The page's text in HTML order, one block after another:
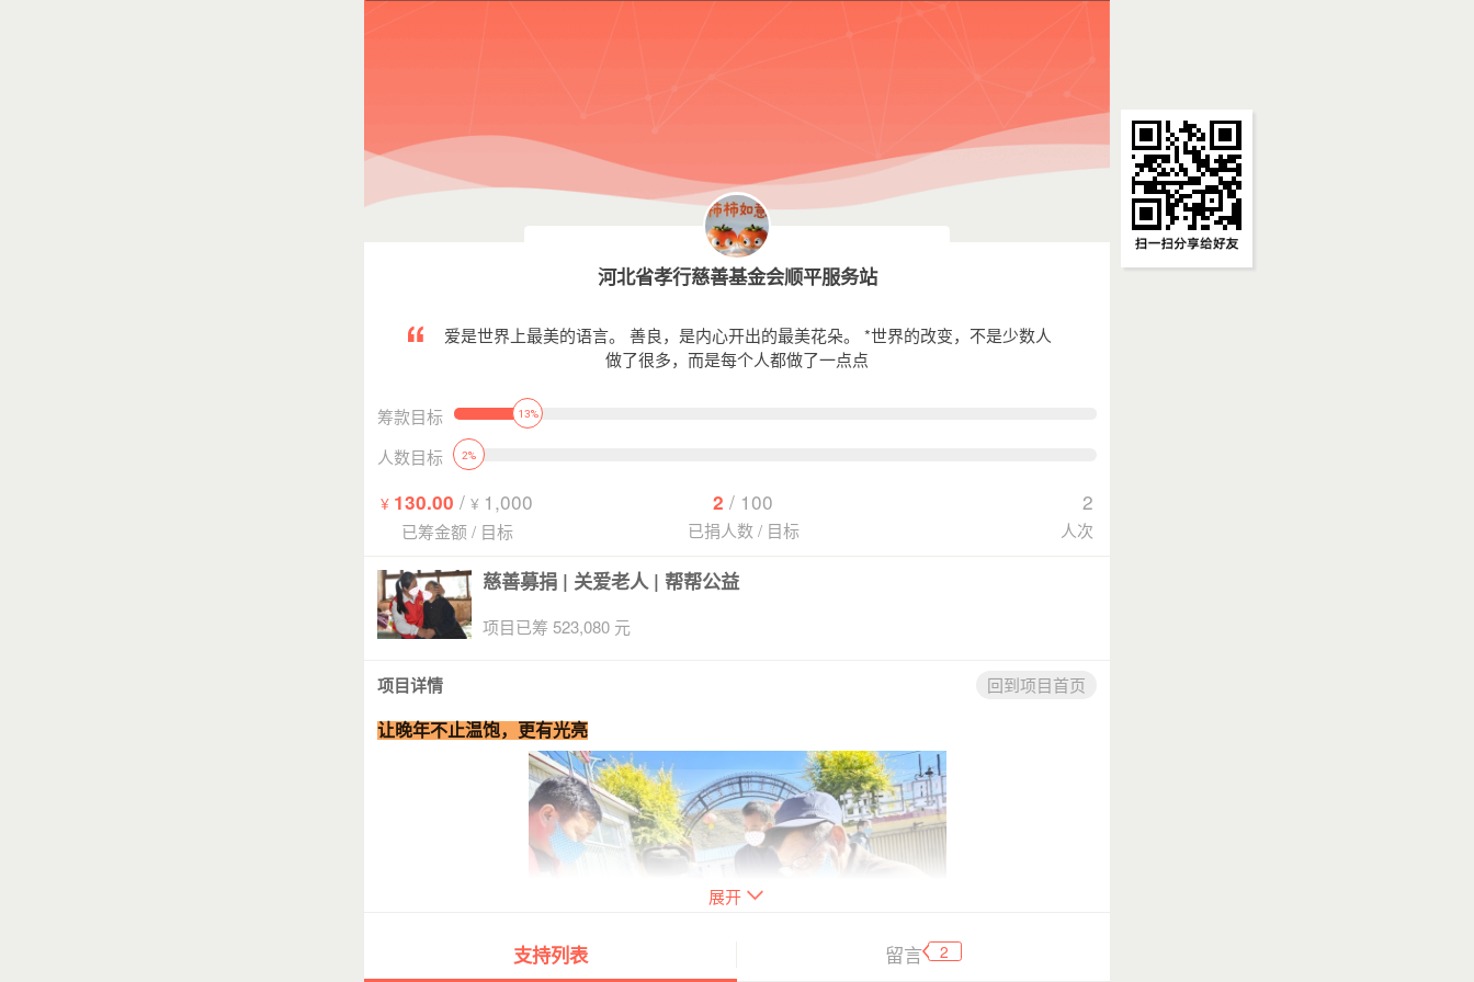
河北省孝行慈善基金会顺平服务站
爱是世界上最美的语言。 善良，是内心开出的最美花朵。 *世界的改变，不是少数人
做了很多，而是每个人都做了一点点
筹款目标 13%
人数目标 2%
¥ 130.00 / ¥ 1,000
已筹金额/ 目标
2 / 100
已捐人数 / 目标
2
人次
慈善募捐 | 关爱老人 | 帮帮公益
项目已筹 523,080 元
项目详情 回到项目首页
让晚年不止温饱，更有光亮
展开
支持列表 留言 2